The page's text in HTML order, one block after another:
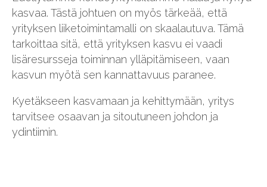
kasvaa. Tästä johtuen on myös tärkeää, että
yrityksen liiketoimintamalli on skaalautuva. Tämä
tarkoittaa sitä, että yrityksen kasvu ei vaadi
lisäresursseja toiminnan ylläpitämiseen, vaan
kasvun myötä sen kannattavuus paranee.
Kyetäkseen kasvamaan ja kehittymään, yritys
tarvitsee osaavan ja sitoutuneen johdon ja
ydintiimin.